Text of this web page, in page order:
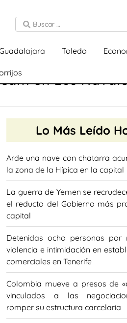
Toledo
en Los
Lo Más Leído
Arde una nave con chatarra
la zona de la Hípica en la capital
La guerra de Yemen se
el reducto del Gobierno más
capital
Detenidas ocho personas por
violencia e intimidación en
comerciales en Tenerife
Colombia mueve a presos de
vinculados a las
romper su estructura carcelaria